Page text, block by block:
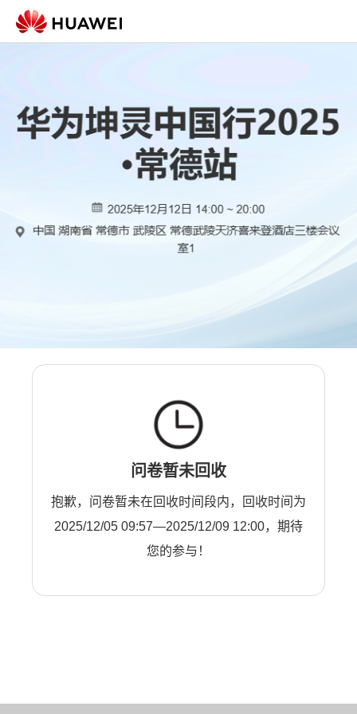
问卷暂未回收
抱歉，问卷暂未在回收时间段内，回收时间为
2025/12/05 09:57—2025/12/09 12:00，期待
您的参与！